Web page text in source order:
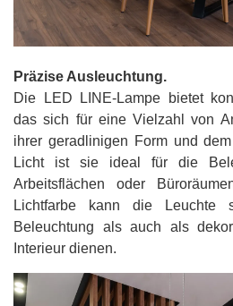
Präzise Ausleuchtung.
Die LED LINE-Lampe bietet
das sich für eine Vielzahl von
ihrer geradlinigen Form und
Licht ist sie ideal für die
Arbeitsflächen oder
Lichtfarbe kann die Leuchte
Beleuchtung als auch als
Interieur dienen.